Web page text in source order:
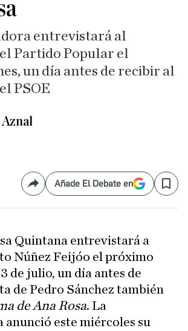
entrevistará al
Partido Popular el
un día antes de recibir al
PSOE
CompartirAñade El Debate en Save
Quintana entrevistará a
Núñez Feijóo el próximo
de julio, un día antes de
de Pedro Sánchez también
de Ana Rosa. La
anunció este miércoles su